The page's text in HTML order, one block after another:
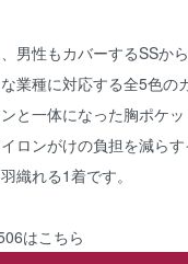
男性もカバーするSSか
業種に対応する全5色の
と一体になった胸ポケ
ロンがけの負担を減ら
織れる1着です。
はこちら